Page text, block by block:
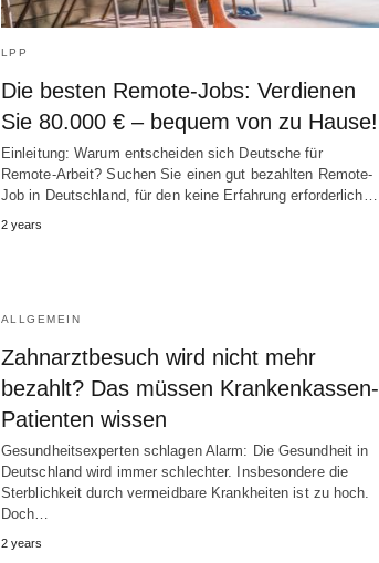
LPP
Die besten Remote-Jobs: Verdienen
Sie 80.000 € – bequem von zu Hause!
Einleitung: Warum entscheiden sich Deutsche für
Remote-Arbeit? Suchen Sie einen gut bezahlten Remote-
Job in Deutschland, für den keine Erfahrung erforderlich…
2 years
ALLGEMEIN
Zahnarztbesuch wird nicht mehr
bezahlt? Das müssen Krankenkassen-
Patienten wissen
Gesundheitsexperten schlagen Alarm: Die Gesundheit in
Deutschland wird immer schlechter. Insbesondere die
Sterblichkeit durch vermeidbare Krankheiten ist zu hoch.
Doch…
2 years